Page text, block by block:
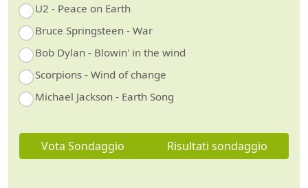
U2 - Peace on Earth
Bruce Springsteen - War
Bob Dylan - Blowin' in the wind
Scorpions - Wind of change
Michael Jackson - Earth Song
Vota Sondaggio Risultati sondaggio